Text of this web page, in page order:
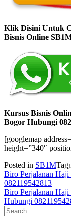
Klik Disini Untuk
Bisnis Online
Kursus Bisnis
Bogor Hubungi
[googlemap
height=”340″
Posted in SB1M
Post
navigation
Biro Perjalanan
082119542813
Biro Perjalanan
Hubungi
Search